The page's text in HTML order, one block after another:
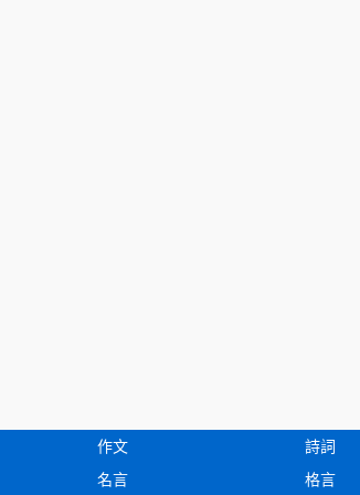
作文 詩詞
名言 格言